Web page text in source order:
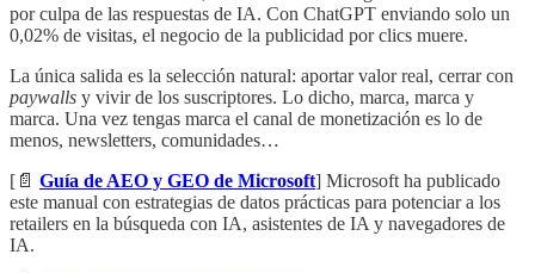
por culpa de las respuestas de IA. Con ChatGPT enviando solo un
0,02% de visitas, el negocio de la publicidad por clics muere.
La única salida es la selección natural: aportar valor real, cerrar con
paywalls y vivir de los suscriptores. Lo dicho, marca, marca y
marca. Una vez tengas marca el canal de monetización es lo de
menos, newsletters, comunidades…
[📄 Guía de AEO y GEO de Microsoft] Microsoft ha publicado
este manual con estrategias de datos prácticas para potenciar a los
retailers en la búsqueda con IA, asistentes de IA y navegadores de
IA.